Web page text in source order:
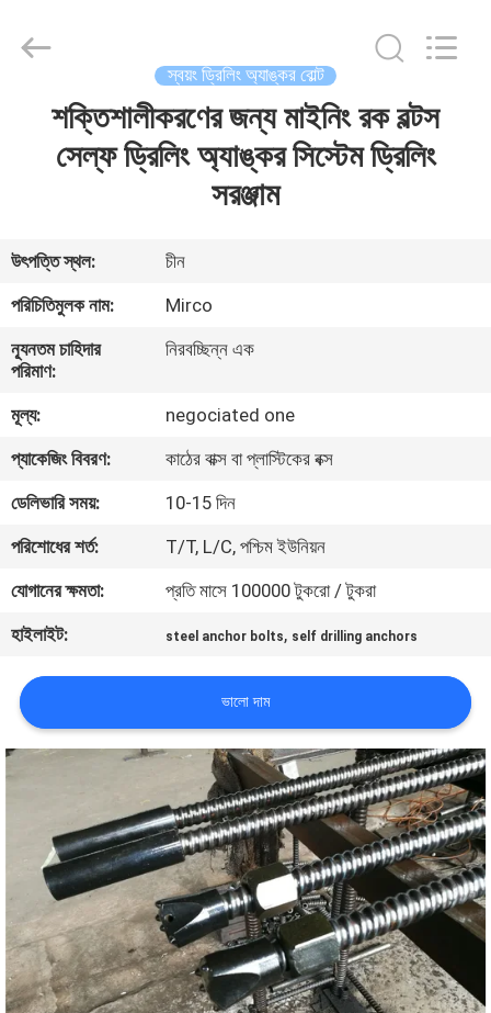
আমাদের
সম্পর্কে
কারখানা
ভ্রমণ
মান
নিয়ন্ত্রণ
যোগাযোগ
করুন
উদ্ধৃতির
জন্য
আবেদন
সাইট
ম্যাপ
PRIVACY
POLICY
স্বয়ং ড্রিলিং অ্যাঙ্কর বোল্ট
শক্তিশালীকরণের জন্য মাইনিং রক বল্টস
সেল্ফ ড্রিলিং অ্যাঙ্কর সিস্টেম ড্রিলিং
সরঞ্জাম
উৎপত্তি স্থল:
চীন
পরিচিতিমুলক নাম:
Mirco
ন্যূনতম চাহিদার
পরিমাণ:
নিরবচ্ছিন্ন এক
মূল্য:
negociated one
প্যাকেজিং বিবরণ:
কাঠের বাক্স বা প্লাস্টিকের বক্স
ডেলিভারি সময়:
10-15 দিন
পরিশোধের শর্ত:
T/T, L/C, পশ্চিম ইউনিয়ন
যোগানের ক্ষমতা:
প্রতি মাসে 100000 টুকরো / টুকরা
হাইলাইট:
steel anchor bolts, self drilling anchors
ভালো দাম